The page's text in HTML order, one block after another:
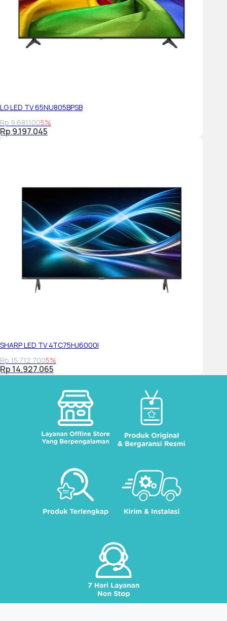
LG LED TV 65NU805BPSB
Rp 9.681.1005%
Rp 9.197.045
SHARP LED TV 4TC75HJ6000I
Rp 15.712.7005%
Rp 14.927.065